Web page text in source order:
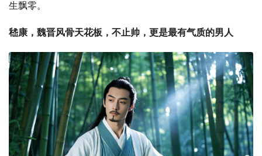
生飘零。
嵇康，魏晋风骨天花板，不止帅，更是最有气质的男人